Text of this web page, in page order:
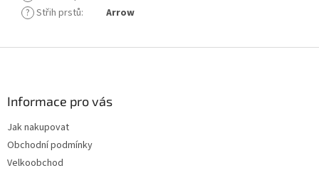
? Střih prstů: Arrow
Informace pro vás
Jak nakupovat
Obchodní podmínky
Velkoobchod